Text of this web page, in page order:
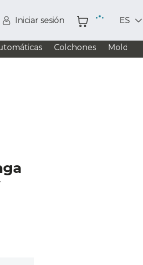
Iniciar sesión ES
Colchones